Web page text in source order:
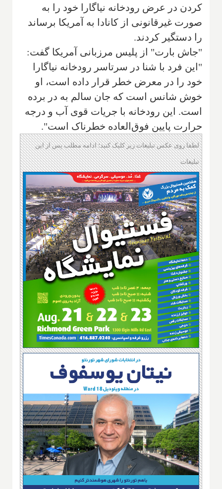
کردن در عرض رودخانه نیاگارا خود را به
صورت غیر‌قانونی از کانادا به آمریکا برساند
را دستگیر کردند.
"جاش بارت" از پلیس مرزبانی آمریکا گفت:
"این فرد با شنا در سرتاسر رودخانه نیاگارا
خود را در معرض خطر قرار داده است، او
خوش شانس است که جان سالم به در برده
است. این رودخانه با جریات قوی آب و درجه
حرارت پایین فوق‌العاده خطرناک است".
لطفا روی عکس تبلیغات زیر کلیک کنید؛ ادامه مطلب پس از این
تبلیغات